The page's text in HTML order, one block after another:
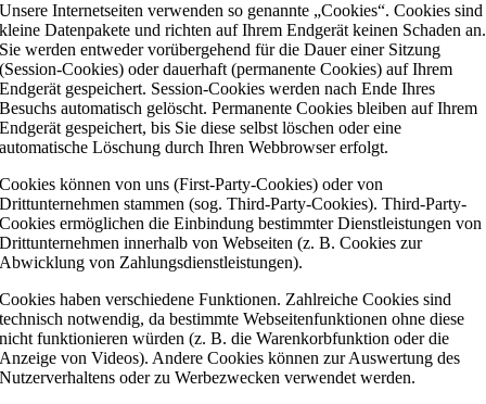
Unsere Internetseiten verwenden so genannte „Cookies“. Cookies sind
kleine Datenpakete und richten auf Ihrem Endgerät keinen Schaden an.
Sie werden entweder vorübergehend für die Dauer einer Sitzung
(Session-Cookies) oder dauerhaft (permanente Cookies) auf Ihrem
Endgerät gespeichert. Session-Cookies werden nach Ende Ihres
Besuchs automatisch gelöscht. Permanente Cookies bleiben auf Ihrem
Endgerät gespeichert, bis Sie diese selbst löschen oder eine
automatische Löschung durch Ihren Webbrowser erfolgt.
Cookies können von uns (First-Party-Cookies) oder von
Drittunternehmen stammen (sog. Third-Party-Cookies). Third-Party-
Cookies ermöglichen die Einbindung bestimmter Dienstleistungen von
Drittunternehmen innerhalb von Webseiten (z. B. Cookies zur
Abwicklung von Zahlungsdienstleistungen).
Cookies haben verschiedene Funktionen. Zahlreiche Cookies sind
technisch notwendig, da bestimmte Webseitenfunktionen ohne diese
nicht funktionieren würden (z. B. die Warenkorbfunktion oder die
Anzeige von Videos). Andere Cookies können zur Auswertung des
Nutzerverhaltens oder zu Werbezwecken verwendet werden.